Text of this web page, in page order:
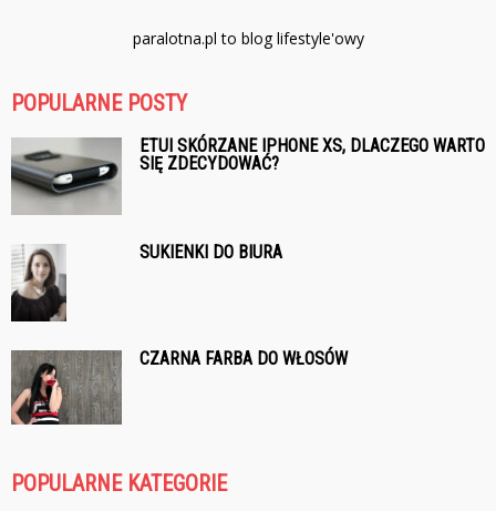
paralotna.pl to blog lifestyle'owy
POPULARNE POSTY
ETUI SKÓRZANE IPHONE XS, DLACZEGO WARTO
SIĘ ZDECYDOWAĆ?
SUKIENKI DO BIURA
CZARNA FARBA DO WŁOSÓW
POPULARNE KATEGORIE